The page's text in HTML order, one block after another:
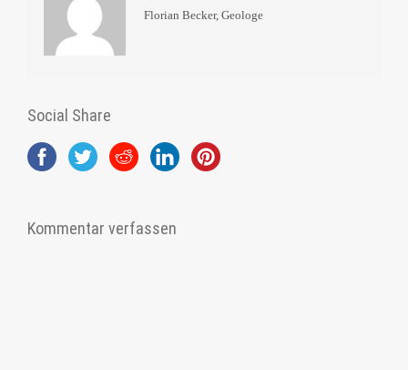
Florian Becker, Geologe
Social Share
Kommentar verfassen